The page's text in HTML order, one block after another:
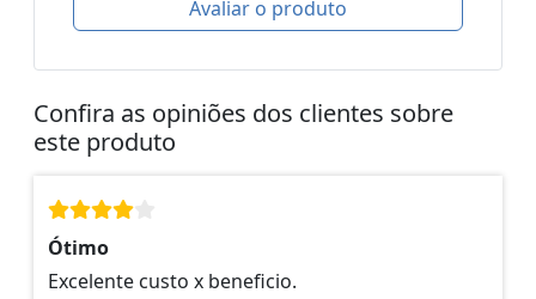
Avaliar o produto
Confira as opiniões dos clientes sobre
este produto
Ótimo
Excelente custo x beneficio.